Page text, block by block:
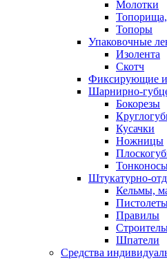
Молотки
Топоры
Упаковочные
Изолента
Скотч
Фиксирующие
Шарнирно-
Бокорезы
Кусачки
Ножницы
Штукатурно-
Кельмы,
Правилы
Шпатели
Средства